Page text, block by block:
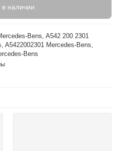
в наличии
Bens, A542 200 2301
A5422002301 Mercedes-Bens,
Bens